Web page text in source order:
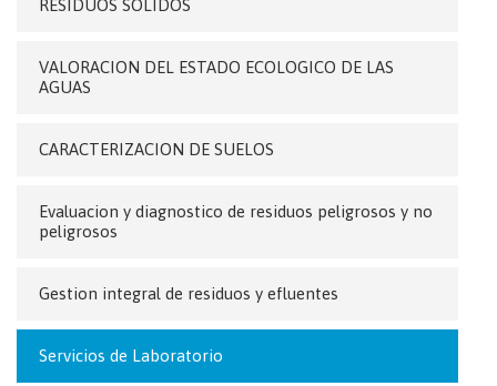
RESIDUOS SOLIDOS
VALORACION DEL ESTADO ECOLOGICO DE LAS
AGUAS
CARACTERIZACION DE SUELOS
Evaluacion y diagnostico de residuos peligrosos y no
peligrosos
Gestion integral de residuos y efluentes
Servicios de Laboratorio